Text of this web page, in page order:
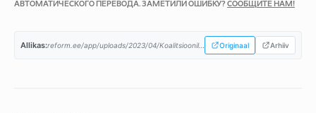
АВТОМАТИЧЕСКОГО ПЕРЕВОДА. ЗАМЕТИЛИ ОШИБКУ? СООБЩИТЕ НАМ!
Allikas: reform.ee/app/uploads/2023/04/Koalitsioonilepe-08.04.2023a-1.pdf... Originaal Arhiiv